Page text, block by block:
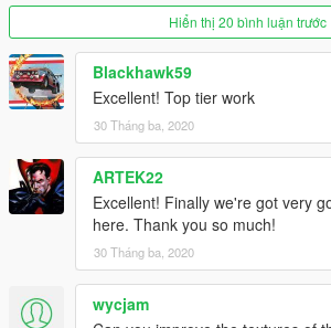
Hiển thị 20 bình luận trước
Blackhawk59
Excellent! Top tier work
30 Tháng ba, 2020
ARTEK22
Excellent! Finally we're got very
here. Thank you so much!
30 Tháng ba, 2020
wycjam